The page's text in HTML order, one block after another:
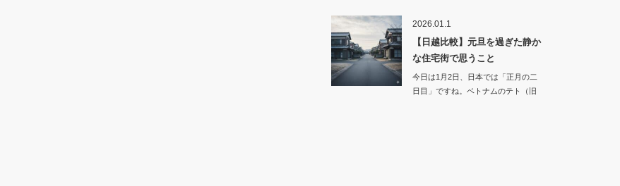
2026.01.1
【日越比較】元旦を過ぎた静か
な住宅街で思うこと
今日は1月2日、日本では「正月の二
日目」ですね。ベトナムのテト（旧